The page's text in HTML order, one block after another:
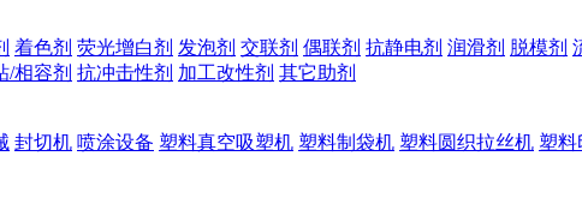
着色剂 荧光增白剂 发泡剂 交联剂 偶联剂 抗静电剂 润滑剂 脱模剂
/相容剂 抗冲击性剂 加工改性剂 其它助剂
封切机 喷涂设备 塑料真空吸塑机 塑料制袋机 塑料圆织拉丝机 塑料